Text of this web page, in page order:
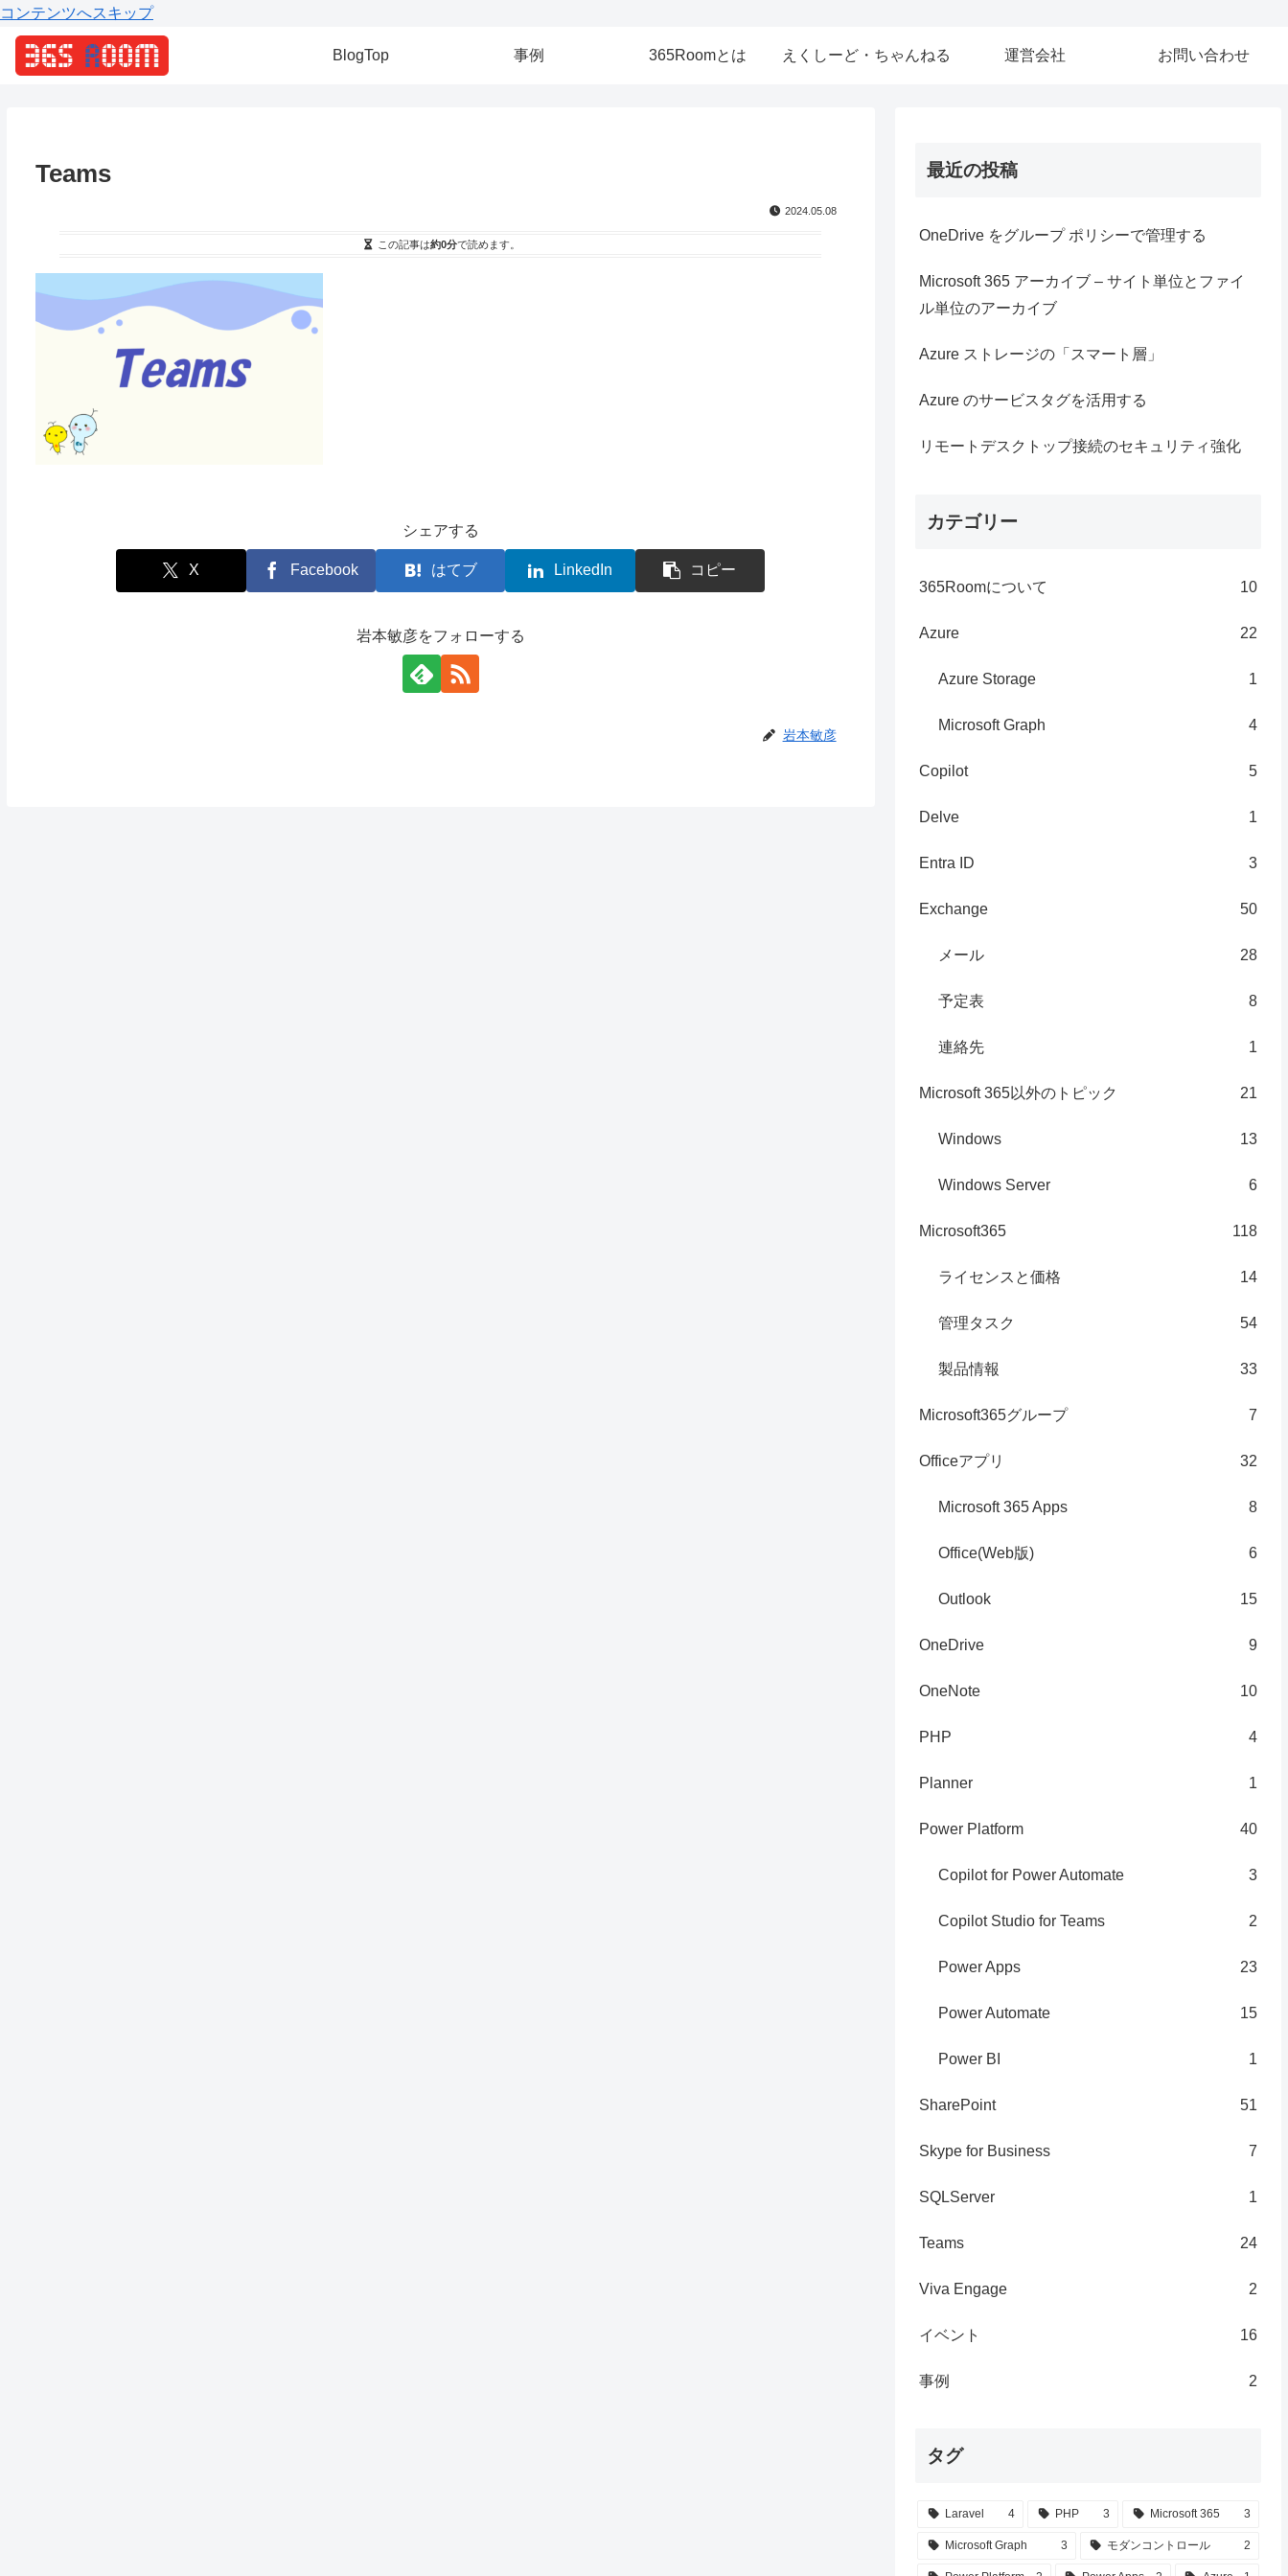
コンテンツへスキップ
BlogTop 事例 365Roomとは えくしーど・ちゃんねる 運営会社 お問い合わせ
Teams
2024.05.08
この記事は約0分で読めます。
シェアする
X Facebook はてブ LinkedIn コピー
岩本敏彦をフォローする
岩本敏彦
最近の投稿
OneDrive をグループ ポリシーで管理する
Microsoft 365 アーカイブ – サイト単位とファイ
ル単位のアーカイブ
Azure ストレージの「スマート層」
Azure のサービスタグを活用する
リモートデスクトップ接続のセキュリティ強化
カテゴリー
365Roomについて 10
Azure 22
Azure Storage 1
Microsoft Graph 4
Copilot 5
Delve 1
Entra ID 3
Exchange 50
メール 28
予定表 8
連絡先 1
Microsoft 365以外のトピック 21
Windows 13
Windows Server 6
Microsoft365 118
ライセンスと価格 14
管理タスク 54
製品情報 33
Microsoft365グループ 7
Officeアプリ 32
Microsoft 365 Apps 8
Office(Web版) 6
Outlook 15
OneDrive 9
OneNote 10
PHP 4
Planner 1
Power Platform 40
Copilot for Power Automate 3
Copilot Studio for Teams 2
Power Apps 23
Power Automate 15
Power BI 1
SharePoint 51
Skype for Business 7
SQLServer 1
Teams 24
Viva Engage 2
イベント 16
事例 2
タグ
Laravel 4 PHP 3 Microsoft 365 3
Microsoft Graph 3 モダンコントロール 2